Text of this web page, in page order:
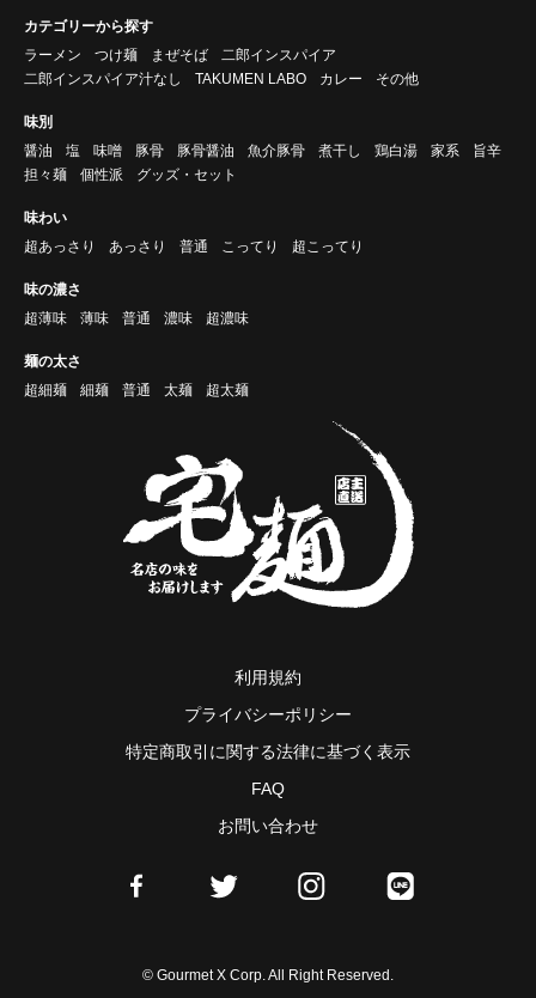
カテゴリーから探す
ラーメン
つけ麺 まぜそば
二郎インスパイア
二郎インスパイア汁なし
TAKUMEN LABO カレー その他
味別
醤油
塩 味噌 豚骨 豚骨醤油 魚介豚骨 煮干し 鶏白湯 家系
旨辛
担々麺
個性派 グッズ・セット
味わい
超あっさり
あっさり 普通 こってり 超こってり
味の濃さ
超薄味
薄味 普通 濃味 超濃味
麺の太さ
超細麺
細麺 普通 太麺 超太麺
利用規約
プライバシーポリシー
特定商取引に関する法律に基づく表示
FAQ
お問い合わせ
© Gourmet X Corp. All Right Reserved.